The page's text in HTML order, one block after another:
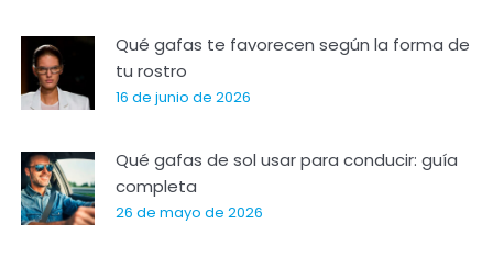
Qué gafas te favorecen según la forma de
tu rostro
16 de junio de 2026
Qué gafas de sol usar para conducir: guía
completa
26 de mayo de 2026